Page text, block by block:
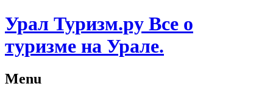
Урал Туризм.ру Все о
туризме на Урале.
Menu